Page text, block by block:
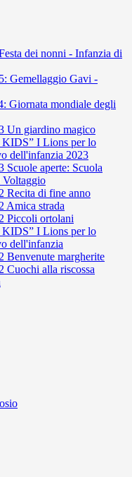
dei nonni - Infanzia di
Gemellaggio Gavi -
Giornata mondiale degli
Un giardino magico
I Lions per lo
dell'infanzia 2023
Scuole aperte: Scuola
Recita di fine anno
Amica strada
Piccoli ortolani
I Lions per lo
dell'infanzia
Benvenute margherite
Cuochi alla riscossa